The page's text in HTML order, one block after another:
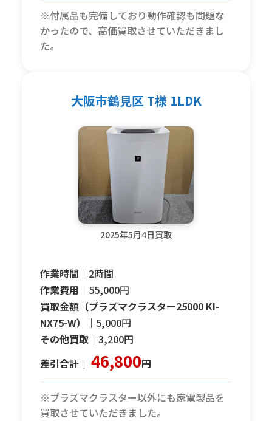
※付属品も完備しており動作確認も問題な
かったので、高価買取させていただきまし
た。
大阪市鶴見区 T様 1LDK
2025年5月4日買取
作業時間｜ 2時間
作業費用｜ 55,000円
買取金額（プラズマクラスター25000 KI-
NX75-W）｜ 5,000円
その他買取｜ 3,200円
差引合計｜ 46,800円
※プラズマクラスター以外にも家電製品を
買取させていただきました。